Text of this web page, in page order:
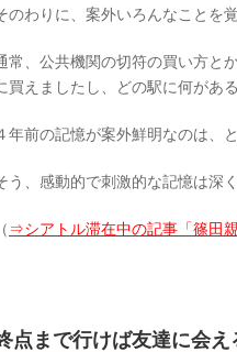
のわりに、案外いろんなことを
常、公共機関の切符の買い方と
買えましたし、どの駅に何があ
年前の記憶が案外鮮明なのは、
う、感動的で刺激的な記憶は深
（ ⇒シアトル滞在中の記事「篠田
点まで行けば友達に会え